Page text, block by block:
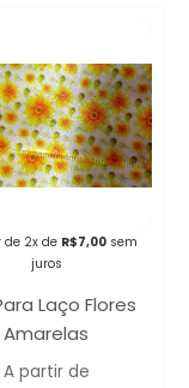
de 2x de R$7,00 sem
juros
Laço Flores
Amarelas
A partir de
com